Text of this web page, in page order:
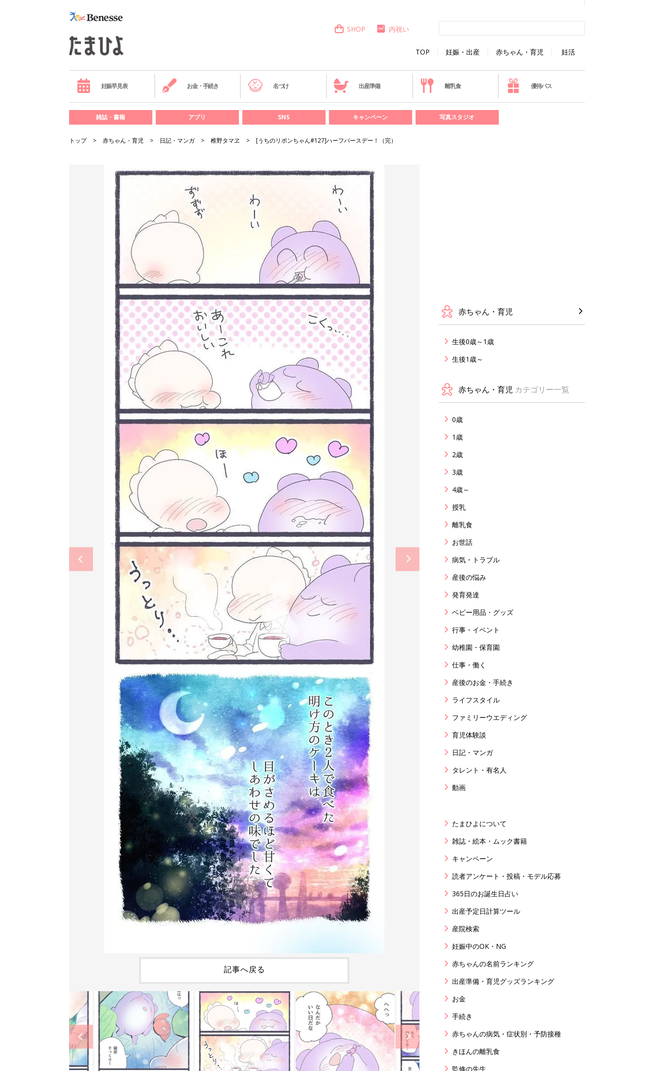
TOP 妊娠・出産 赤ちゃん・育児 妊活
SHOP 内祝い
妊娠早見表 お金・手続き 名づけ 出産準備 離乳食 優待パス
雑誌・書籍 アプリ SNS キャンペーン 写真スタジオ
トップ 赤ちゃん・育児 日記・マンガ 椎野タマヱ [うちのリボンちゃん#127]ハーフバースデー！（完）
記事へ戻る
赤ちゃん・育児
生後0歳～1歳
生後1歳～
赤ちゃん・育児 カテゴリー一覧
0歳
1歳
2歳
3歳
4歳～
授乳
離乳食
お世話
病気・トラブル
産後の悩み
発育発達
ベビー用品・グッズ
行事・イベント
幼稚園・保育園
仕事・働く
産後のお金・手続き
ライフスタイル
ファミリーウエディング
育児体験談
日記・マンガ
タレント・有名人
動画
たまひよについて
雑誌・絵本・ムック書籍
キャンペーン
読者アンケート・投稿・モデル応募
365日のお誕生日占い
出産予定日計算ツール
産院検索
妊娠中のOK・NG
赤ちゃんの名前ランキング
出産準備・育児グッズランキング
お金
手続き
赤ちゃんの病気・症状別・予防接種
きほんの離乳食
監修の先生